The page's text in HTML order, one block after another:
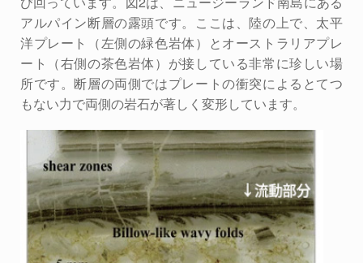
アルパイン断層の露頭です。ここは、陸の上で、太平
洋プレート（左側の緑色岩体）とオーストラリアプレ
ート（右側の茶色岩体）が接している非常に珍しい場
所です。断層の両側ではプレートの衝突によるとてつ
もない力で両側の岩石が著しく変形しています。